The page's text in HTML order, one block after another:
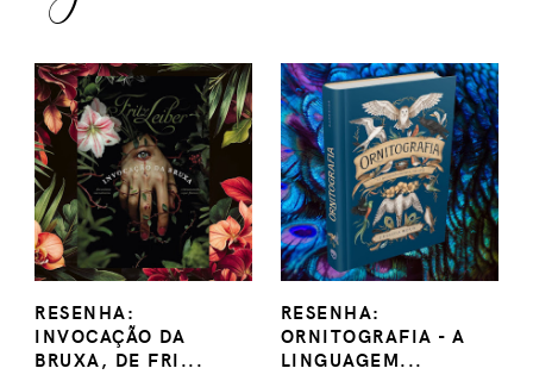
RESENHA:
INVOCAÇÃO DA
BRUXA, DE FRI...
RESENHA:
ORNITOGRAFIA - A
LINGUAGEM...